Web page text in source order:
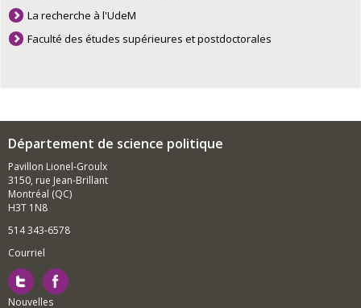
La recherche à l'UdeM
Faculté des études supérieures et postdoctorales
Département de science politique
Pavillon Lionel-Groulx
3150, rue Jean-Brillant
Montréal (QC)
H3T 1N8
514 343-6578
Courriel
Nouvelles